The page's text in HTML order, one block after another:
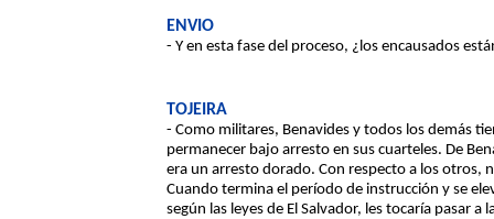
ENVIO
- Y en esta fase del proceso, ¿los encausados
TOJEIRA
- Como militares, Benavides y todos los demás
permanecer bajo arresto en sus cuarteles. De
era un arresto dorado. Con respecto a los otros,
Cuando termina el período de instrucción y se
según las leyes de El Salvador, les tocaría pasar